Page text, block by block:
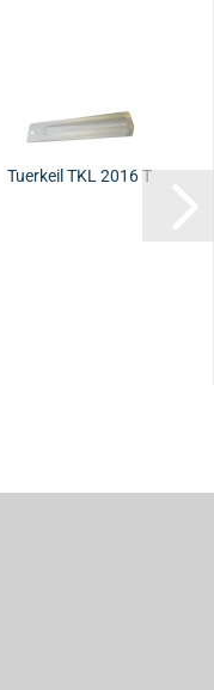
Tu­er­keil TKL 2016 T